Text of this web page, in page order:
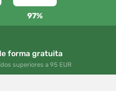
97%
forma gratuita
superiores a 95 EUR
gratuitos